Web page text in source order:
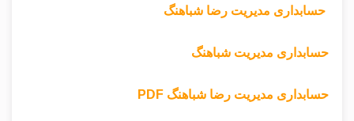
حسابداری مدیریت رضا شباهنگ
حسابداری مدیریت شباهنگ
حسابداری مدیریت رضا شباهنگ PDF